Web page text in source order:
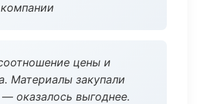
цены и
Материалы закупали
— оказалось выгоднее.